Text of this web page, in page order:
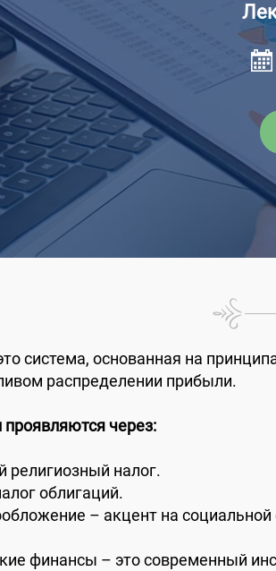
система, основанная на
распределении прибыли.
через:
религиозный налог.
облигаций.
– акцент на социальной
финансы – это современный